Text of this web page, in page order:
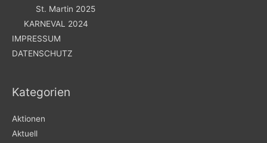
St. Martin 2025
KARNEVAL 2024
IMPRESSUM
DATENSCHUTZ
Kategorien
Aktionen
Aktuell